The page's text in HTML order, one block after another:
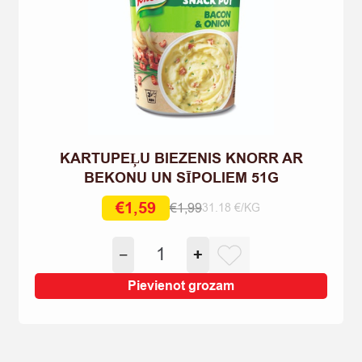
KARTUPEĻU BIEZENIS KNORR AR
BEKONU UN SĪPOLIEM 51G
€1,99
Original
was:
€1,99.
€1,59
Current
€1,59.
31.18 €/KG
−
KARTUPEĻU
BIEZENIS
KNORR
AR
+
Pievienot grozam